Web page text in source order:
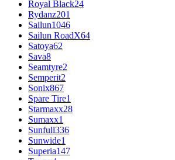
Royal Black24
Rydanz201
Sailun1046
Sailun RoadX64
Satoya62
Sava8
Seamtyre2
Semperit2
Sonix867
Spare Tire1
Starmaxx28
Sumaxx1
Sunfull336
Sunwide1
Superia147